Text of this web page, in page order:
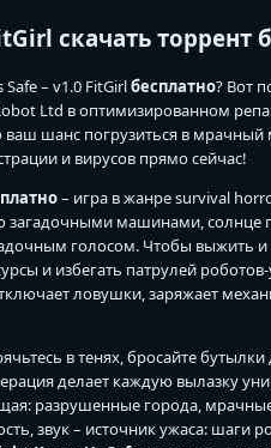
скачать торрент
– v1.0 FitGirlбесплатно? Вот
Ltd в оптимизированном
ваш шанс погрузиться в
и вирусов прямо сейчас!
– игра в жанре survival
загадочными машинами, солнце
голосом. Чтобы выжить и
и избегать патрулей
ловушки, заряжает
в тенях, бросайте
делает каждую вылазку
разрушенные города,
звук – источник ужаса: шаги